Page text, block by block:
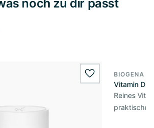
noch zu dir passt
wishlist.add
BIOGENA
Vitamin D3
Reines
praktischer